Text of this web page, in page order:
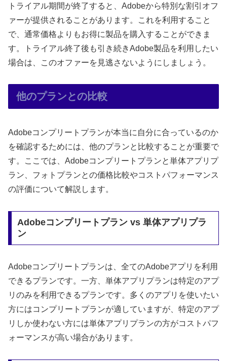
トライアル期間が終了すると、Adobeから特別な割引オフ
ァーが提供されることがあります。これを利用すること
で、通常価格よりもお得に製品を購入することができま
す。トライアル終了後も引き続きAdobe製品を利用したい
場合は、このオファーを見逃さないようにしましょう。
他のプランとの比較
Adobeコンプリートプランが本当に自分に合っているのか
を確認するためには、他のプランと比較することが重要で
す。ここでは、Adobeコンプリートプランと単体アプリプ
ラン、フォトプランとの価格比較やコストパフォーマンス
の評価について解説します。
Adobeコンプリートプラン vs 単体アプリプラ
ン
Adobeコンプリートプランは、全てのAdobeアプリを利用
できるプランです。一方、単体アプリプランは特定のアプ
リのみを利用できるプランです。多くのアプリを使いたい
方にはコンプリートプランが適していますが、特定のアプ
リしか使わない方には単体アプリプランの方がコストパフ
ォーマンスが高い場合があります。